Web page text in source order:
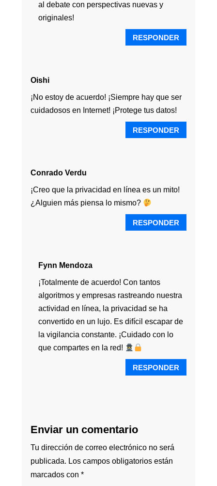
al debate con perspectivas nuevas y
originales!
RESPONDER
Oishi
¡No estoy de acuerdo! ¡Siempre hay que ser
cuidadosos en Internet! ¡Protege tus datos!
RESPONDER
Conrado Verdu
¡Creo que la privacidad en línea es un mito!
¿Alguien más piensa lo mismo?
RESPONDER
Fynn Mendoza
¡Totalmente de acuerdo! Con tantos
algoritmos y empresas rastreando nuestra
actividad en línea, la privacidad se ha
convertido en un lujo. Es difícil escapar de
la vigilancia constante. ¡Cuidado con lo
que compartes en la red!
RESPONDER
Enviar un comentario
Tu dirección de correo electrónico no será
publicada. Los campos obligatorios están
marcados con *